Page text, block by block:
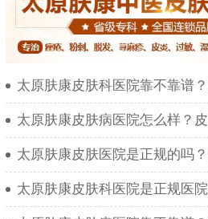
太原肤康皮肤科医院靠不靠谱
太原肤康皮肤病医院怎么样？
太原肤康皮肤医院是正规的吗
太原肤康皮肤科医院是正规医